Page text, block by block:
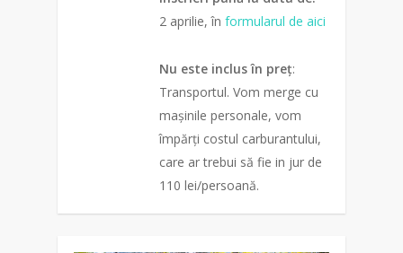
2 aprilie, în formularul de aici
Nu este inclus în preț:
Transportul. Vom merge cu
mașinile personale, vom
împărți costul carburantului,
care ar trebui să fie in jur de
110 lei/persoană.